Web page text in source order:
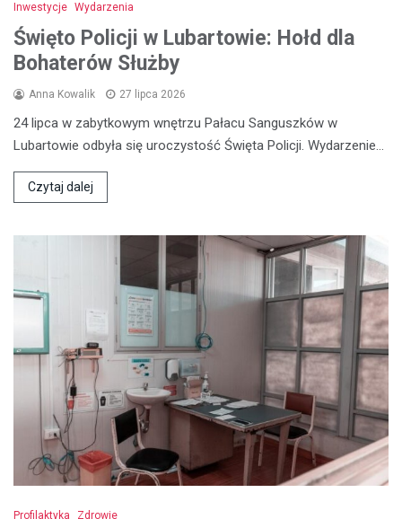
Inwestycje Wydarzenia
Święto Policji w Lubartowie: Hołd dla
Bohaterów Służby
Anna Kowalik 27 lipca 2026
24 lipca w zabytkowym wnętrzu Pałacu Sanguszków w
Lubartowie odbyła się uroczystość Święta Policji. Wydarzenie…
Czytaj dalej
Profilaktyka Zdrowie